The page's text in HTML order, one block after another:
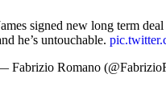
signed new long term
he’s untouchable.
Fabrizio Romano